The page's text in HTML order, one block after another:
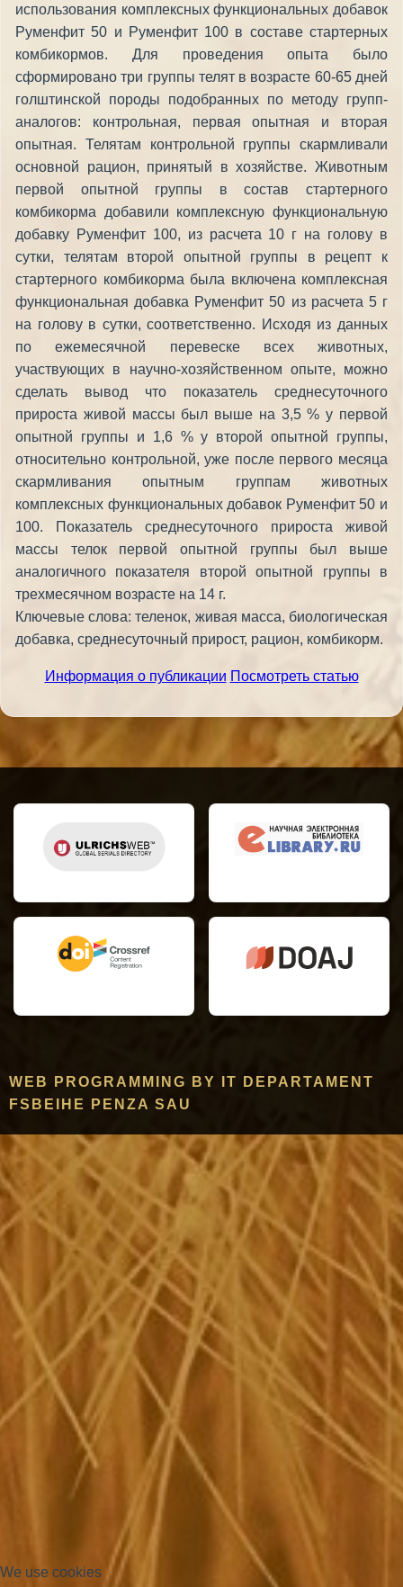
использования комплексных функциональных добавок
Руменфит 50 и Руменфит 100 в составе стартерных
комбикормов. Для проведения опыта было
сформировано три группы телят в возрасте 60-65 дней
голштинской породы подобранных по методу групп-
аналогов: контрольная, первая опытная и вторая
опытная. Телятам контрольной группы скармливали
основной рацион, принятый в хозяйстве. Животным
первой опытной группы в состав стартерного
комбикорма добавили комплексную функциональную
добавку Руменфит 100, из расчета 10 г на голову в
сутки, телятам второй опытной группы в рецепт к
стартерного комбикорма была включена комплексная
функциональная добавка Руменфит 50 из расчета 5 г
на голову в сутки, соответственно. Исходя из данных
по ежемесячной перевеске всех животных,
участвующих в научно-хозяйственном опыте, можно
сделать вывод что показатель среднесуточного
прироста живой массы был выше на 3,5 % у первой
опытной группы и 1,6 % у второй опытной группы,
относительно контрольной, уже после первого месяца
скармливания опытным группам животных
комплексных функциональных добавок Руменфит 50 и
100. Показатель среднесуточного прироста живой
массы телок первой опытной группы был выше
аналогичного показателя второй опытной группы в
трехмесячном возрасте на 14 г.
Ключевые слова: теленок, живая масса, биологическая
добавка, среднесуточный прирост, рацион, комбикорм.
Информация о публикации Посмотреть статью
WEB PROGRAMMING BY IT DEPARTAMENT
FSBEIHE PENZA SAU
We use cookies